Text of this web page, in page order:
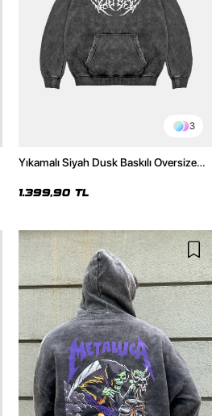
3
Yıkamalı Siyah Dusk Baskılı Oversize
1.399,90 TL